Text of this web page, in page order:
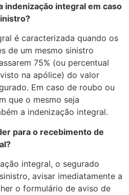
indenização integral em caso
é caracterizada quando os
de um mesmo sinistro
75% (ou percentual
na apólice) do valor
do. Em caso de roubo ou
que o mesmo seja
a indenização integral.
er para o recebimento de
integral, o segurado
avisar imediatamente a
o formulário de aviso de